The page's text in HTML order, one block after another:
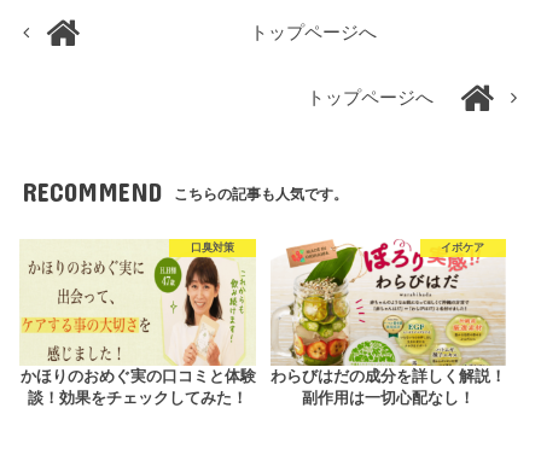
トップページへ
トップページへ
RECOMMEND こちらの記事も人気です。
口臭対策
かほりのおめぐ実の口コミと体験
談！効果をチェックしてみた！
イボケア
わらびはだの成分を詳しく解説！
副作用は一切心配なし！